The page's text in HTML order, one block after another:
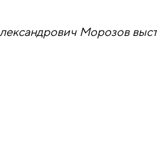
Морозов